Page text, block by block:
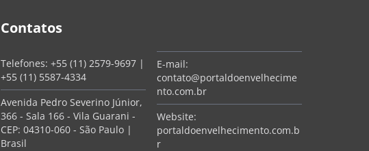
Contatos
Telefones: +55 (11) 2579-9697|
+55 (11) 5587-4334
Avenida Pedro Severino Júnior,
366 - Sala 166 - Vila Guarani -
CEP: 04310-060 - São Paulo |
Brasil
E-mail:
contato@portaldoenvelhecime
nto.com.br
Website:
portaldoenvelhecimento.com.b
r